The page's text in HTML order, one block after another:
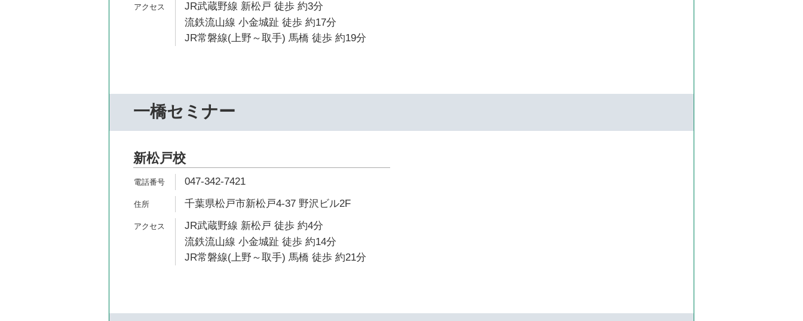
JR武蔵野線 新松戸 徒歩 約3分
流鉄流山線 小金城趾 徒歩 約17分
JR常磐線(上野～取手) 馬橋 徒歩 約19分
一橋セミナー
新松戸校
047-342-7421
千葉県松戸市新松戸4-37 野沢ビル2F
JR武蔵野線 新松戸 徒歩 約4分
流鉄流山線 小金城趾 徒歩 約14分
JR常磐線(上野～取手) 馬橋 徒歩 約21分